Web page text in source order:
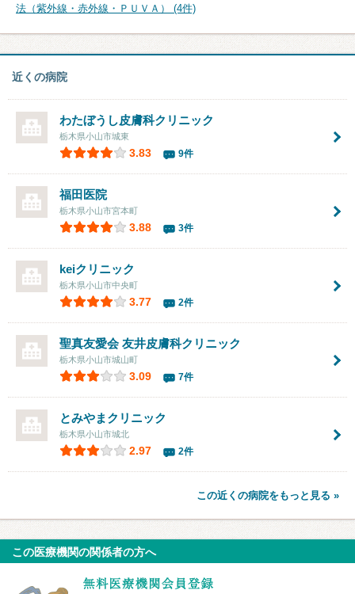
法（紫外線・赤外線・ＰＵＶＡ） (4件)
近くの病院
わたぼうし皮膚科クリニック
栃木県小山市城東
3.83 9件
福田医院
栃木県小山市宮本町
3.88 3件
keiクリニック
栃木県小山市中央町
3.77 2件
聖真友愛会 友井皮膚科クリニック
栃木県小山市城山町
3.09 7件
とみやまクリニック
栃木県小山市城北
2.97 2件
この近くの病院をもっと見る »
この医療機関の関係者の方へ